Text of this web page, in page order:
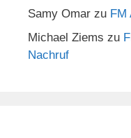
Samy Omar zu
Michael Ziems zu
Nachruf